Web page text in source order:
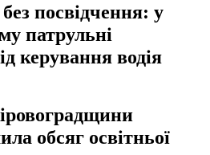
посвідчення: у
патрульні
керування водія
обсяг освітньої